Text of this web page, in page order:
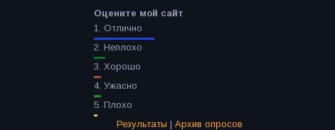
Оцените мой сайт
1. Отлично
2. Неплохо
3. Хорошо
4. Ужасно
5. Плохо
Результаты |Архив опросов